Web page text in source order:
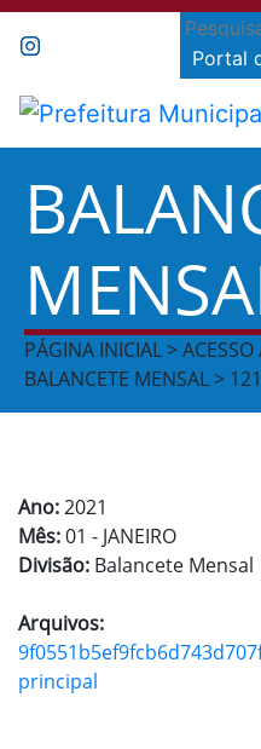
Portal
PÁGINA INICIAL >
BALANCETE MENSAL >
Ano:2021
Mês:01 - JANEIRO
Divisão: Balancete Mensal
Arquivos:
principal